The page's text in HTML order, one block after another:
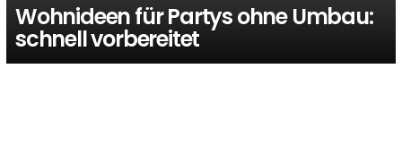
Wohnideen für Partys ohne Umbau:
schnell vorbereitet